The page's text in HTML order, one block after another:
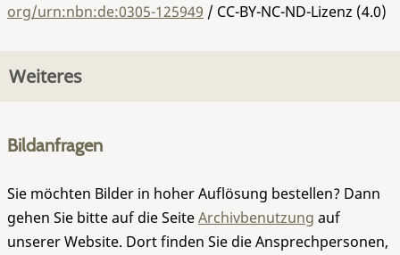
org/urn:nbn:de:0305-125949 / CC-BY-NC-ND-Lizenz (4.0)
Weiteres
Bildanfragen
Sie möchten Bilder in hoher Auflösung bestellen? Dann
gehen Sie bitte auf die SeiteArchivbenutzung auf
unserer Website. Dort finden Sie die Ansprechpersonen,